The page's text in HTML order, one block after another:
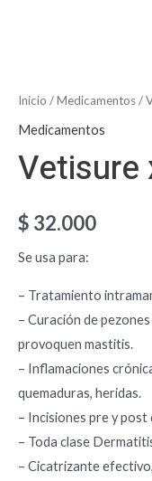
Inicio /Medicamentos/
Medicamentos
Vetisure
$ 32.000
Se usa para:
– Tratamiento
– Curación de
provoquen mastitis.
– Inflamaciones
quemaduras, heridas.
– Incisiones pre y
– Toda clase
– Cicatrizante